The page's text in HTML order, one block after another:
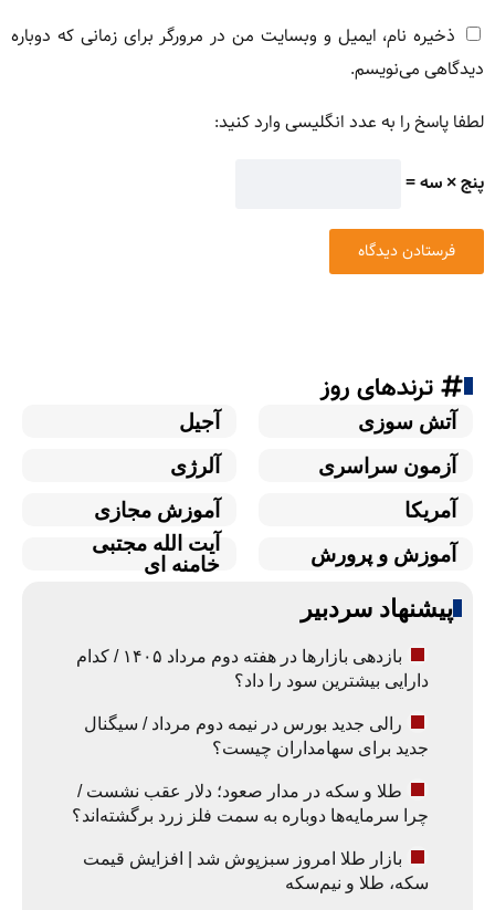
ذخیره نام، ایمیل و وبسایت من در مرورگر برای زمانی که دوباره
دیدگاهی می‌نویسم.
لطفا پاسخ را به عدد انگلیسی وارد کنید:
پنج × سه =
ترندهای روز
آتش سوزی
آجیل
آزمون سراسری
آلرژی
آمریکا
آموزش مجازی
آموزش و پرورش
آیت الله مجتبی
خامنه ای
پیشنهاد سردبیر
بازدهی بازارها در هفته دوم مرداد ۱۴۰۵ / کدام
دارایی بیشترین سود را داد؟
رالی جدید بورس در نیمه دوم مرداد / سیگنال
جدید برای سهامداران چیست؟
طلا و سکه در مدار صعود؛ دلار عقب نشست /
چرا سرمایه‌ها دوباره به سمت فلز زرد برگشته‌اند؟
بازار طلا امروز سبزپوش شد | افزایش قیمت
سکه، طلا و نیم‌سکه